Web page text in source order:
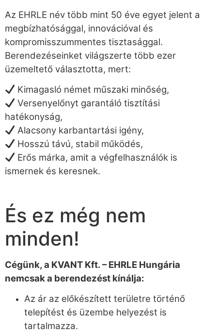
Az EHRLE név több mint 50 éve egyet jelent a
megbízhatósággal, innovációval és
kompromisszummentes tisztasággal.
Berendezéseinket világszerte több ezer
üzemeltető választotta, mert:
Kimagasló német műszaki minőség,
Versenyelőnyt garantáló tisztítási
hatékonyság,
Alacsony karbantartási igény,
Hosszú távú, stabil működés,
Erős márka, amit a végfelhasználók is
ismernek és keresnek.
És ez még nem
minden!
Cégünk, a KVANT Kft. – EHRLE Hungária
nemcsak a berendezést kínálja:
Az ár az előkészített területre történő
telepítést és üzembe helyezést is
tartalmazza.